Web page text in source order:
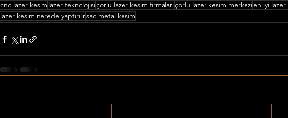
cnc lazer kesim lazer teknolojisiçorlu lazer kesim firmalarıçorlu lazer kesim merkezien iyi lazer
lazer kesim nerede yaptırılırsac metal kesim